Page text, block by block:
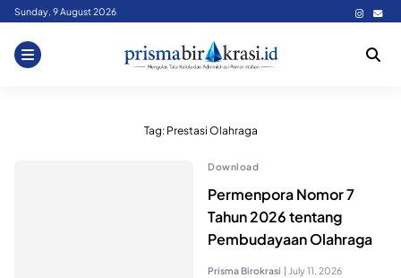
Skip
content
Sunday, 9 August 2026
Tag: Prestasi Olahraga
Download
Permenpora Nomor 7
Tahun 2026 tentang
Pembudayaan Olahraga
Prisma Birokrasi | July 11, 2026